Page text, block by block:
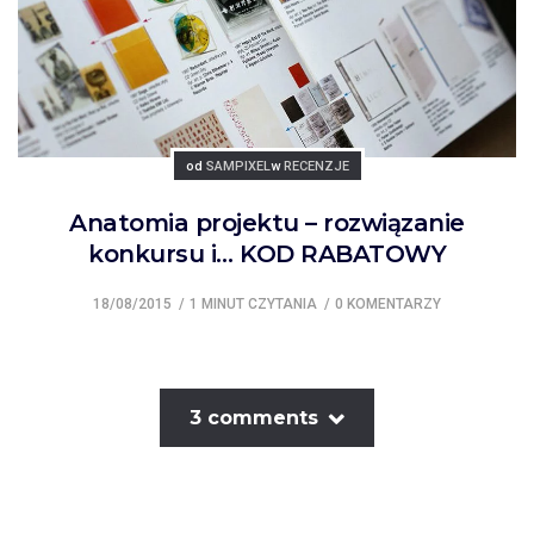
Posted
od SAMPIXELPosted
wRECENZJE
Anatomia projektu – rozwiązanie
konkursu i… KOD RABATOWY
18/08/2015 1 MINUT CZYTANIA 0 KOMENTARZY
3 comments